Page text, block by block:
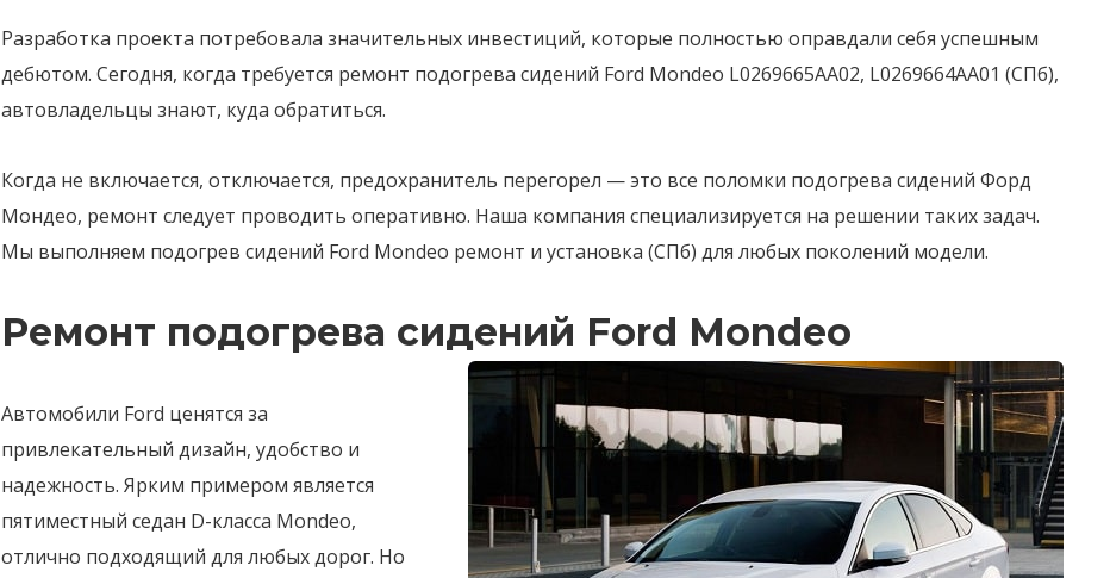
Разработка проекта потребовала значительных инвестиций, которые полностью оправдали себя успешным
дебютом. Сегодня, когда требуется ремонт подогрева сидений Ford Mondeo L0269665AA02, L0269664AA01 (СПб),
автовладельцы знают, куда обратиться.
Когда не включается, отключается, предохранитель перегорел — это все поломки подогрева сидений Форд
Мондео, ремонт следует проводить оперативно. Наша компания специализируется на решении таких задач.
Мы выполняем подогрев сидений Ford Mondeo ремонт и установка (СПб) для любых поколений модели.
Ремонт подогрева сидений Ford Mondeo
Автомобили Ford ценятся за
привлекательный дизайн, удобство и
надежность. Ярким примером является
пятиместный седан D-класса Mondeo,
отлично подходящий для любых дорог. Но